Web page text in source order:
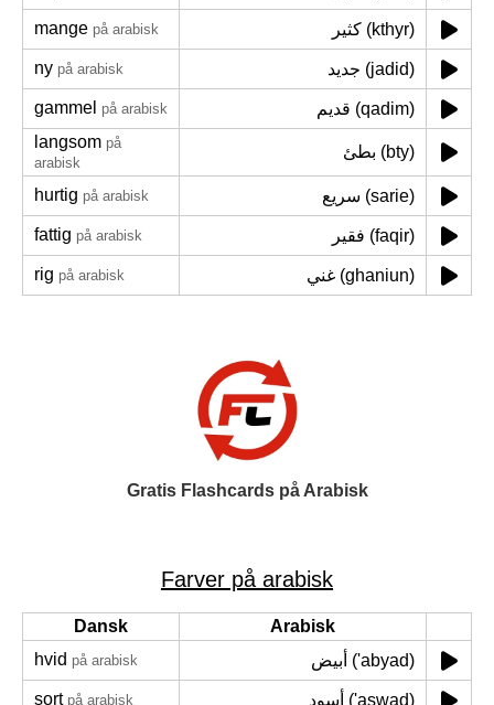
mange på arabisk كثير (kthyr)
ny på arabisk جديد (jadid)
gammel på arabisk
قديم (qadim)
langsom på
arabisk
بطئ (bty)
hurtig på arabisk سريع (sarie)
fattig på arabisk فقير (faqir)
rig på arabisk غني (ghaniun)
Gratis Flashcards på Arabisk
Farver på arabisk
Dansk
Arabisk
hvid på arabisk أبيض ('abyad)
sort på arabisk أسود ('aswad)